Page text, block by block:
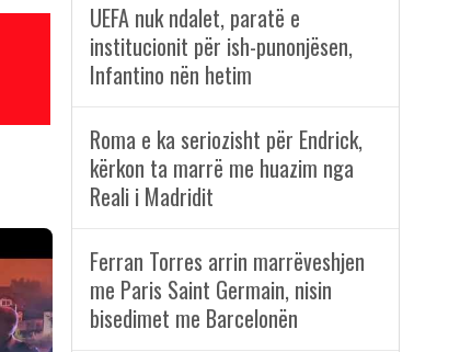
UEFA nuk ndalet, paratë e
institucionit për ish-punonjësen,
Infantino nën hetim
Roma e ka seriozisht për Endrick,
kërkon ta marrë me huazim nga
Reali i Madridit
Ferran Torres arrin marrëveshjen
me Paris Saint Germain, nisin
bisedimet me Barcelonën